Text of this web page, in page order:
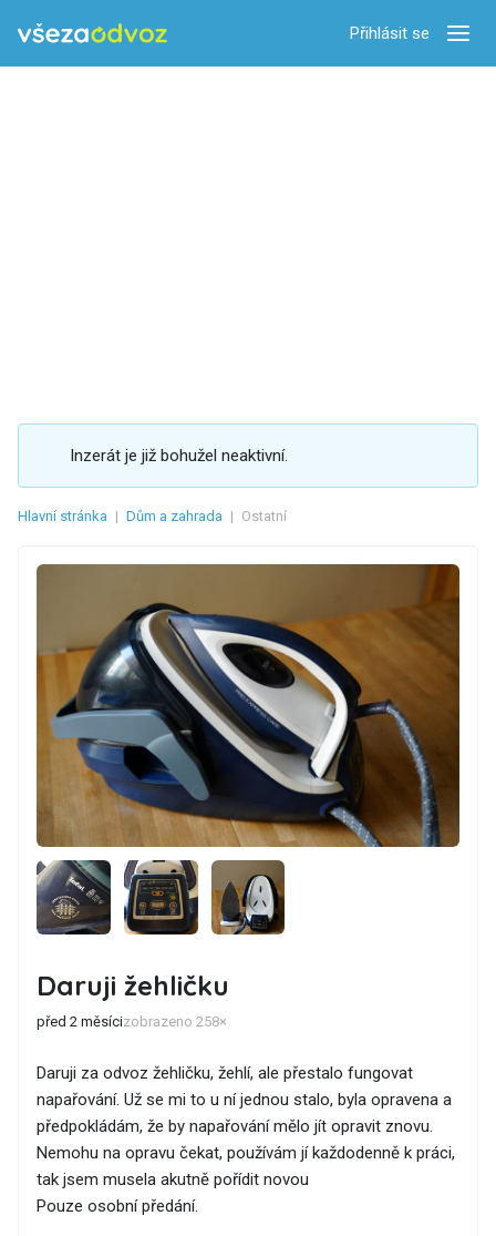
Přihlásit se
Inzerát je již bohužel neaktivní.
Hlavní stránka | Dům a zahrada | Ostatní
Daruji žehličku
před 2 měsícizobrazeno 258×
Daruji za odvoz žehličku, žehlí, ale přestalo fungovat
napařování. Už se mi to u ní jednou stalo, byla opravena a
předpokládám, že by napařování mělo jít opravit znovu.
Nemohu na opravu čekat, používám jí každodenně k práci,
tak jsem musela akutně pořídit novou
Pouze osobní předání.